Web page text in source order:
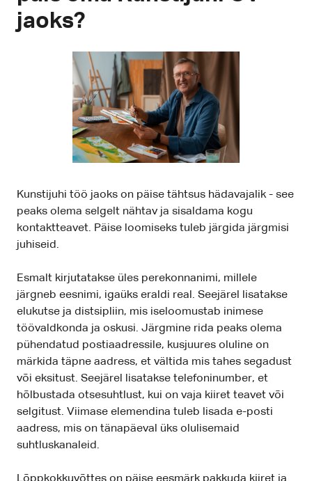
jaoks?
Kunstijuhi töö jaoks on päise tähtsus hädavajalik - see
peaks olema selgelt nähtav ja sisaldama kogu
kontaktteavet. Päise loomiseks tuleb järgida järgmisi
juhiseid.
Esmalt kirjutatakse üles perekonnanimi, millele
järgneb eesnimi, igaüks eraldi real. Seejärel lisatakse
elukutse ja distsipliin, mis iseloomustab inimese
töövaldkonda ja oskusi. Järgmine rida peaks olema
pühendatud postiaadressile, kusjuures oluline on
märkida täpne aadress, et vältida mis tahes segadust
või eksitust. Seejärel lisatakse telefoninumber, et
hõlbustada otsesuhtlust, kui on vaja kiiret teavet või
selgitust. Viimase elemendina tuleb lisada e-posti
aadress, mis on tänapäeval üks olulisemaid
suhtluskanaleid.